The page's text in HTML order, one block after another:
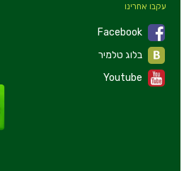
עקבו אחרינו
Facebook
Youtube